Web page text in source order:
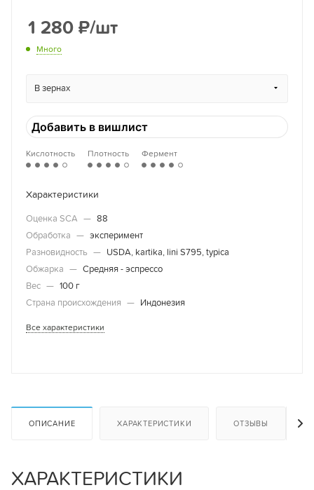
1 280 ₽/шт
Много
В зернах
Добавить в вишлист
Кислотность Плотность Фермент
Характеристики
Оценка SCA — 88
Обработка — эксперимент
Разновидность — USDA, kartika, lini S795, typica
Обжарка — Средняя - эспрессо
Вес — 100 г
Страна происхождения — Индонезия
Все характеристики
ОПИСАНИЕ ХАРАКТЕРИСТИКИ ОТЗЫВЫ
ХАРАКТЕРИСТИКИ